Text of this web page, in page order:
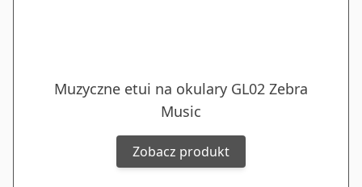
Muzyczne etui na okulary GL02 Zebra
Music
Zobacz produkt